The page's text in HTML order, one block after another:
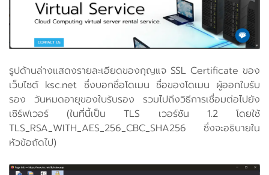
รูปด้านล่างแสดงรายละเอียดของกุญแจ SSL Certificate ของ
เว็บไซต์ ksc.net ซึ่งบอกชื่อโดเมน ชื่อของโดเมน ผู้ออกใบรับ
รอง วันหมดอายุของใบรับรอง รวมไปถึงวิธีการเชื่อมต่อไปยัง
เซิร์ฟเวอร์ (ในที่นี้เป็น TLS เวอร์ชัน 1.2 โดยใช้
TLS_RSA_WITH_AES_256_CBC_SHA256 ซึ่งจะอธิบายใน
หัวข้อถัดไป)